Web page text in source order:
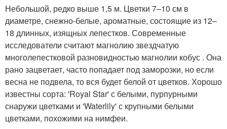
Небольшой, редко выше 1,5 м. Цветки 7–10 см в
диаметре, снежно-белые, ароматные, состоящие из 12–
18 длинных, изящных лепестков. Современные
исследователи считают магнолию звездчатую
многолепестковой разновидностью магнолии кобус . Она
рано зацветает, часто попадает под заморозки, но если
весна не подвела, то вся будет белой от цветков. Хорошо
известны сорта: 'Royal Star' с белыми, пурпурными
снаружи цветками и 'Waterlily' с крупными белыми
цветками, похожими на нимфеи.